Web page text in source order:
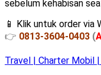
sebelum kehabisan
📱 Klik untuk order via
👉 0813-3604-0403 (
Travel | Charter Mobil